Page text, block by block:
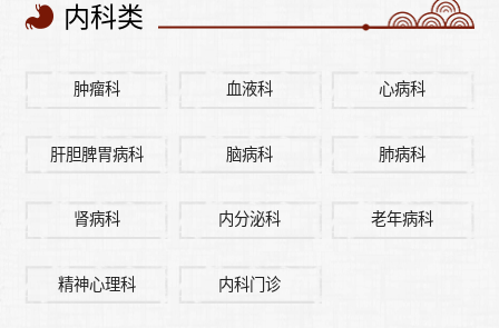
内科类
肿瘤科 血液科 心病科
肝胆脾胃病科 脑病科 肺病科
肾病科 内分泌科 老年病科
精神心理科 内科门诊